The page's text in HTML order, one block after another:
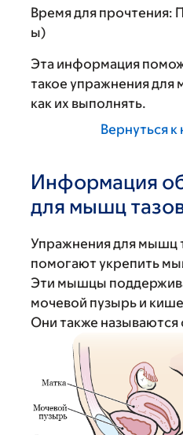
Время для прочтения:
ы)
Эта информация
такое упражнения для
как их выполнять.
Вернуться к
Информация
для мышц
Упражнения для мышц
помогают укрепить
Эти мышцы
мочевой пузырь и
Они также называются